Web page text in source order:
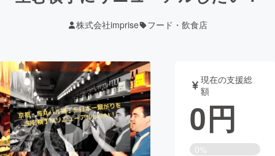
注目のリ
ターン
注目の新着プロ
ジェクト
募集終了が近いプ
ロジェクト
アート・写真 音楽
テクノロジー・ガジェット ゲーム・サ
映像・映画 書籍・雑誌
株式会社imprise フード・飲食店
現在の支援総
額
0円
0%